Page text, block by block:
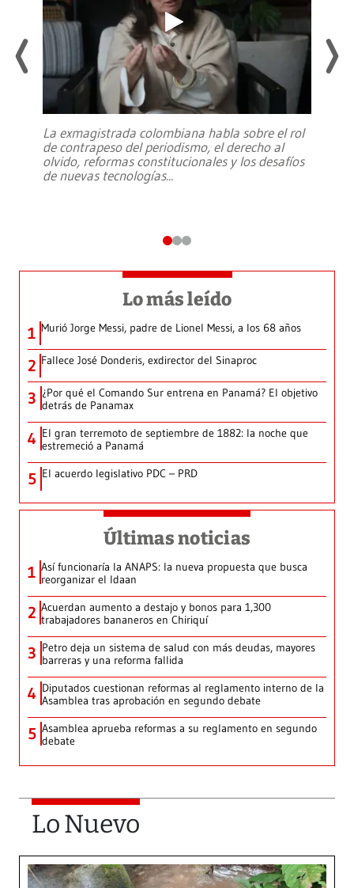
La exmagistrada colombiana habla sobre el rol
de contrapeso del periodismo, el derecho al
olvido, reformas constitucionales y los desafíos
de nuevas tecnologías...
Lo más leído
1 Murió Jorge Messi, padre de Lionel Messi, a los 68 años
2 Fallece José Donderis, exdirector del Sinaproc
3 ¿Por qué el Comando Sur entrena en Panamá? El objetivo
detrás de Panamax
4 El gran terremoto de septiembre de 1882: la noche que
estremeció a Panamá
5 El acuerdo legislativo PDC – PRD
Últimas noticias
1 Así funcionaría la ANAPS: la nueva propuesta que busca
reorganizar el Idaan
2 Acuerdan aumento a destajo y bonos para 1,300
trabajadores bananeros en Chiriquí
3 Petro deja un sistema de salud con más deudas, mayores
barreras y una reforma fallida
4 Diputados cuestionan reformas al reglamento interno de la
Asamblea tras aprobación en segundo debate
5 Asamblea aprueba reformas a su reglamento en segundo
debate
Lo Nuevo